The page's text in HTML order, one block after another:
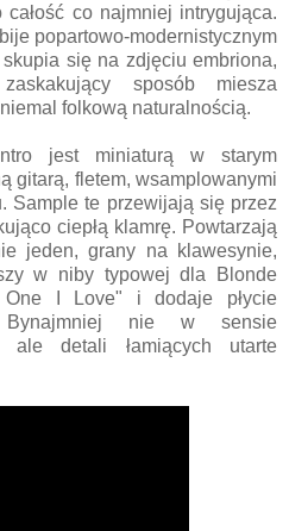
co najmniej intrygująca.
popartowo-modernistycznym
się na zdjęciu embriona,
sposób miesza
folkową naturalnością.
jest miniaturą w starym
gitarą, fletem, wsamplowanymi
Sample te przewijają się przez
ciepłą klamrę. Powtarzają
jeden, grany na klawesynie,
w niby typowej dla Blonde
One I Love" i dodaje płycie
Bynajmniej nie w sensie
ale detali łamiących utarte